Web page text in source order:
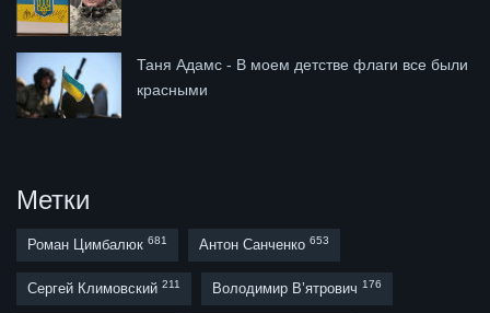
Таня Адамс - В моем детстве флаги все были
красными
Метки
Роман Цимбалюк 681 Антон Санченко 653
Сергей Климовский 211 Володимир В’ятрович 176